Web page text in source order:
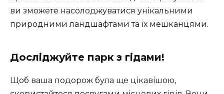
ви зможете насолоджуватися унікальними
природними ландшафтами та їх мешканцями.
Досліджуйте парк з гідами!
Щоб ваша подорож була ще цікавішою,